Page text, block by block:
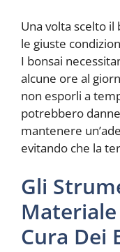
Una volta scelto
le giuste
I bonsai
alcune ore al
non esporli a
potrebbero
mantenere
evitando che la
Gli
Materiale
Cura Dei